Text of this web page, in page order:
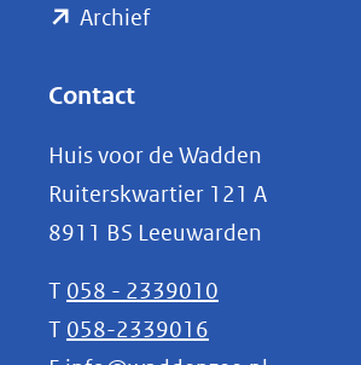
Archief(opent
(verwijst
naar
een
andere
website)
Contact
Huis voor de Wadden
Ruiterskwartier 121 A
8911 BS Leeuwarden
T 058 - 2339010
T 058-2339016